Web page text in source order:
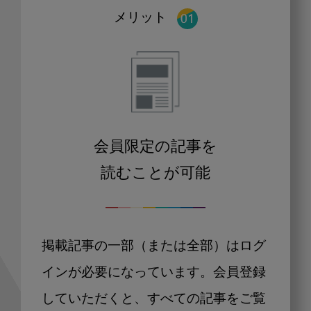
メリット
会員限定の記事を
読むことが可能
掲載記事の一部（または全部）はログ
インが必要になっています。会員登録
していただくと、すべての記事をご覧